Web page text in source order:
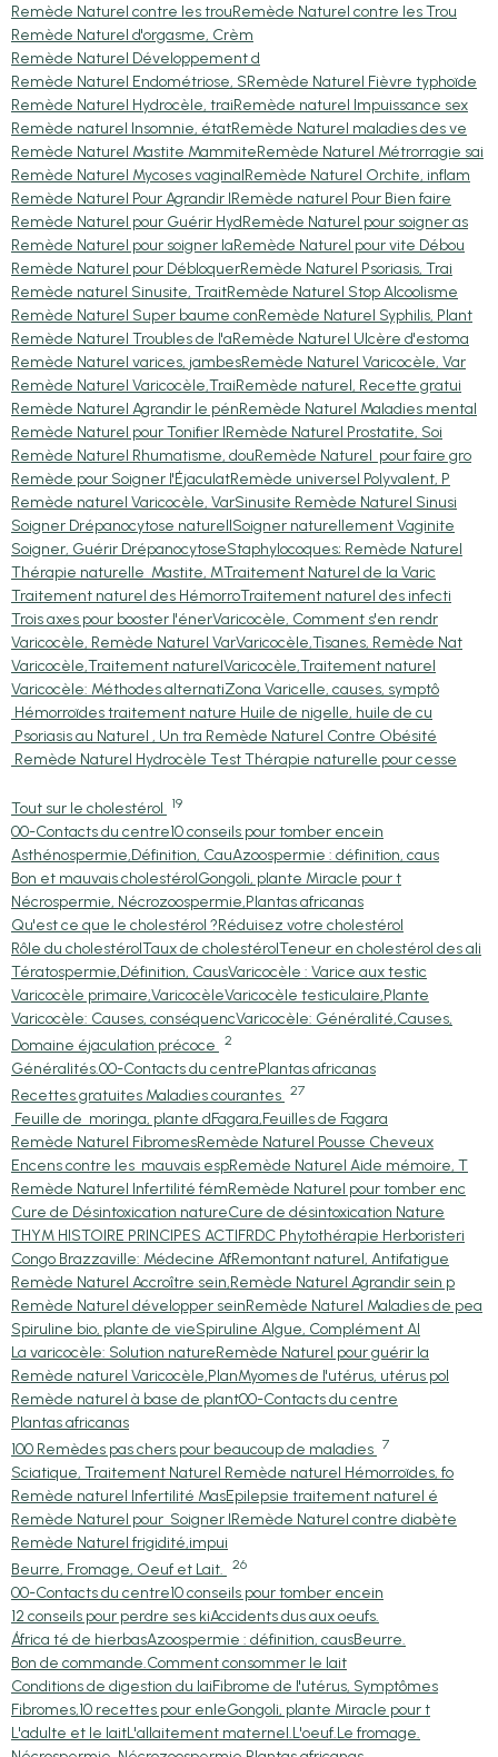
Remède Naturel contre les trouRemède Naturel contre les Trou
Remède Naturel d'orgasme, Crèm
Remède Naturel Développement d
Remède Naturel Endométriose, SRemède Naturel Fièvre typhoïde
Remède Naturel Hydrocèle, traiRemède naturel Impuissance sex
Remède naturel Insomnie, étatRemède Naturel maladies des ve
Remède Naturel Mastite MammiteRemède Naturel Métrorragie sai
Remède Naturel Mycoses vaginalRemède Naturel Orchite, inflam
Remède Naturel Pour Agrandir lRemède naturel Pour Bien faire
Remède Naturel pour Guérir HydRemède Naturel pour soigner as
Remède Naturel pour soigner laRemède Naturel pour vite Débou
Remède Naturel pour DébloquerRemède Naturel Psoriasis, Trai
Remède naturel Sinusite, TraitRemède Naturel Stop Alcoolisme
Remède Naturel Super baume conRemède Naturel Syphilis, Plant
Remède Naturel Troubles de l'aRemède Naturel Ulcère d'estoma
Remède Naturel varices, jambesRemède Naturel Varicocèle, Var
Remède Naturel Varicocèle,TraiRemède naturel, Recette gratui
Remède Naturel Agrandir le pénRemède Naturel Maladies mental
Remède Naturel pour Tonifier lRemède Naturel Prostatite, Soi
Remède Naturel Rhumatisme, douRemède Naturel pour faire gro
Remède pour Soigner l'ÉjaculatRemède universel Polyvalent, P
Remède naturel Varicocèle, VarSinusite Remède Naturel Sinusi
Soigner Drépanocytose naturellSoigner naturellement Vaginite
Soigner, Guérir DrépanocytoseStaphylocoques; Remède Naturel
Thérapie naturelle Mastite, MTraitement Naturel de la Varic
Traitement naturel des HémorroTraitement naturel des infecti
Trois axes pour booster l'énerVaricocèle, Comment s'en rendr
Varicocèle, Remède Naturel VarVaricocèle,Tisanes, Remède Nat
Varicocèle,Traitement naturelVaricocèle,Traitement naturel
Varicocèle: Méthodes alternatiZona Varicelle, causes, symptô
Hémorroïdes traitement nature Huile de nigelle, huile de cu
Psoriasis au Naturel , Un tra Remède Naturel Contre Obésité
Remède Naturel Hydrocèle TestThérapie naturelle pour cesse
Tout sur le cholestérol 19
00-Contacts du centre10 conseils pour tomber encein
Asthénospermie,Définition, CauAzoospermie : définition, caus
Bon et mauvais cholestérolGongoli, plante Miracle pour t
Nécrospermie, Nécrozoospermie,Plantas africanas
Qu'est ce que le cholestérol ?Réduisez votre cholestérol
Rôle du cholestérolTaux de cholestérolTeneur en cholestérol des ali
Tératospermie,Définition, CausVaricocèle : Varice aux testic
Varicocèle primaire,VaricocèleVaricocèle testiculaire,Plante
Varicocèle: Causes, conséquencVaricocèle: Généralité,Causes,
Domaine éjaculation précoce
2
Généralités.00-Contacts du centrePlantas africanas
Recettes gratuites Maladies courantes 27
Feuille de moringa, plante dFagara,Feuilles de Fagara
Remède Naturel FibromesRemède Naturel Pousse Cheveux
Encens contre les mauvais espRemède Naturel Aide mémoire, T
Remède Naturel Infertilité fémRemède Naturel pour tomber enc
Cure de Désintoxication natureCure de désintoxication Nature
THYM HISTOIRE PRINCIPES ACTIFRDC Phytothérapie Herboristeri
Congo Brazzaville: Médecine AfRemontant naturel, Antifatigue
Remède Naturel Accroître sein,Remède Naturel Agrandir sein p
Remède Naturel développer seinRemède Naturel Maladies de pea
Spiruline bio, plante de vieSpiruline Algue, Complément Al
La varicocèle: Solution natureRemède Naturel pour guérir la
Remède naturel Varicocèle,PlanMyomes de l'utérus, utérus pol
Remède naturel à base de plant00-Contacts du centre
Plantas africanas
100 Remèdes pas chers pour beaucoup de maladies 7
Sciatique, Traitement Naturel Remède naturel Hémorroïdes, fo
Remède naturel Infertilité MasEpilepsie traitement naturel é
Remède Naturel pour Soigner lRemède Naturel contre diabète
Remède Naturel frigidité,impui
Beurre, Fromage, Oeuf et Lait.
26
00-Contacts du centre10 conseils pour tomber encein
12 conseils pour perdre ses kiAccidents dus aux oeufs.
África té de hierbasAzoospermie : définition, causBeurre.
Bon de commande.Comment consommer le lait
Conditions de digestion du laiFibrome de l'utérus, Symptômes
Fibromes,10 recettes pour enleGongoli, plante Miracle pour t
L'adulte et le laitL'allaitement maternel.L'oeuf.Le fromage.